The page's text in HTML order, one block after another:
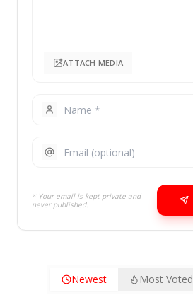
ATTACH MEDIA
* Your email is kept private and
never published.
Newest Most Voted